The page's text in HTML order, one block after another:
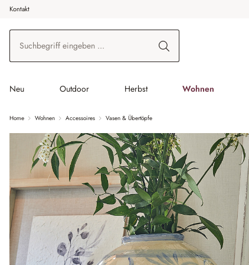
Hauptinhalt springen
Zur Suche springen
Zur Hauptnavigation springen
Kontakt
Neu Outdoor Herbst Wohnen
Home Wohnen Accessoires Vasen & Übertöpfe